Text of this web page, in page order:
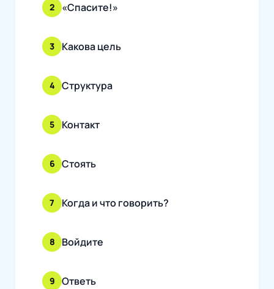
2 «Спасите!»
3 Какова цель
4 Структура
5 Контакт
6 Стоять
7 Когда и что говорить?
8 Войдите
9 Ответь